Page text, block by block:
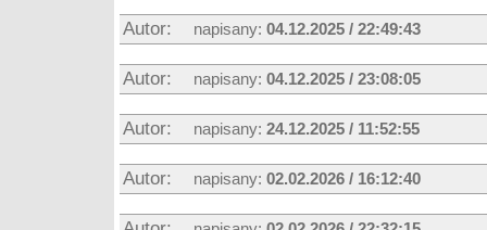
Autor: napisany: 04.12.2025 / 22:49:43
Autor: napisany: 04.12.2025 / 23:08:05
Autor: napisany: 24.12.2025 / 11:52:55
Autor: napisany: 02.02.2026 / 16:12:40